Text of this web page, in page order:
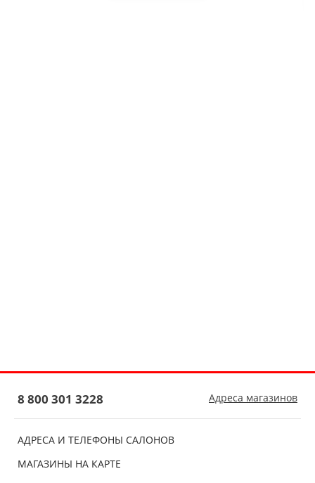
АДРЕСА И ТЕЛЕФОНЫ САЛОНОВ
МАГАЗИНЫ НА КАРТЕ
8 800 301 3228 Адреса магазинов